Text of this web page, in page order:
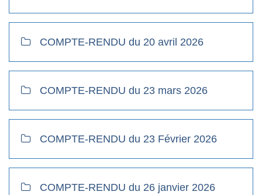
COMPTE-RENDU du 20 avril 2026
COMPTE-RENDU du 23 mars 2026
COMPTE-RENDU du 23 Février 2026
COMPTE-RENDU du 26 janvier 2026